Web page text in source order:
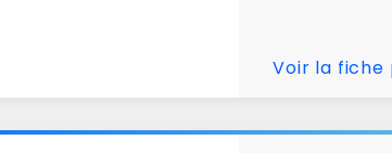
Voir la fiche